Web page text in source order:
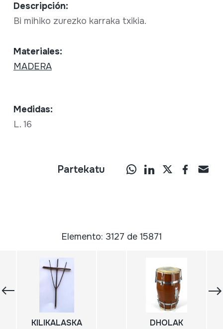
Descripción:
Bi mihiko zurezko karraka txikia.
Materiales:
MADERA
Medidas:
L. 16
Partekatu
Elemento: 3127 de 15871
KILIKALASKA DHOLAK